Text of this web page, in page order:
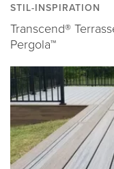
STIL-INSPIRATION
Transcend®
Pergola™